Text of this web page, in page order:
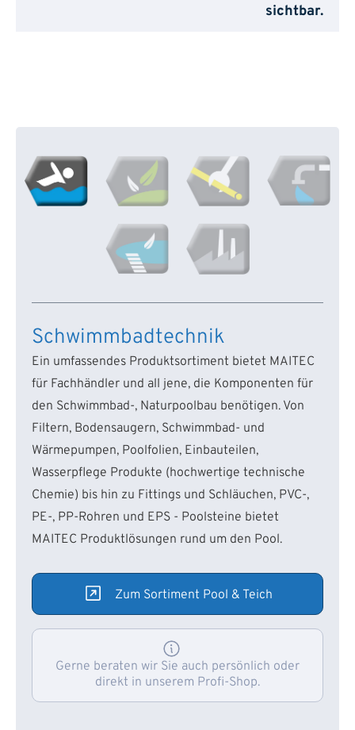
sichtbar.
Schwimmbadtechnik
Ein umfassendes Produktsortiment bietet MAITEC
für Fachhändler und all jene, die Komponenten für
den Schwimmbad-, Naturpoolbau benötigen. Von
Filtern, Bodensaugern, Schwimmbad- und
Wärmepumpen, Poolfolien, Einbauteilen,
Wasserpflege Produkte (hochwertige technische
Chemie) bis hin zu Fittings und Schläuchen, PVC-,
PE-, PP-Rohren und EPS - Poolsteine bietet
MAITEC Produktlösungen rund um den Pool.
Zum Sortiment Pool & Teich
Gerne beraten wir Sie auch persönlich oder
direkt in unserem Profi-Shop.